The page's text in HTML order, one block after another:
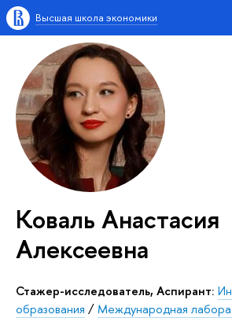
Высшая школа экономики
Коваль Анастасия
Алексеевна
Стажер-исследователь, Аспирант:
образования /Международная